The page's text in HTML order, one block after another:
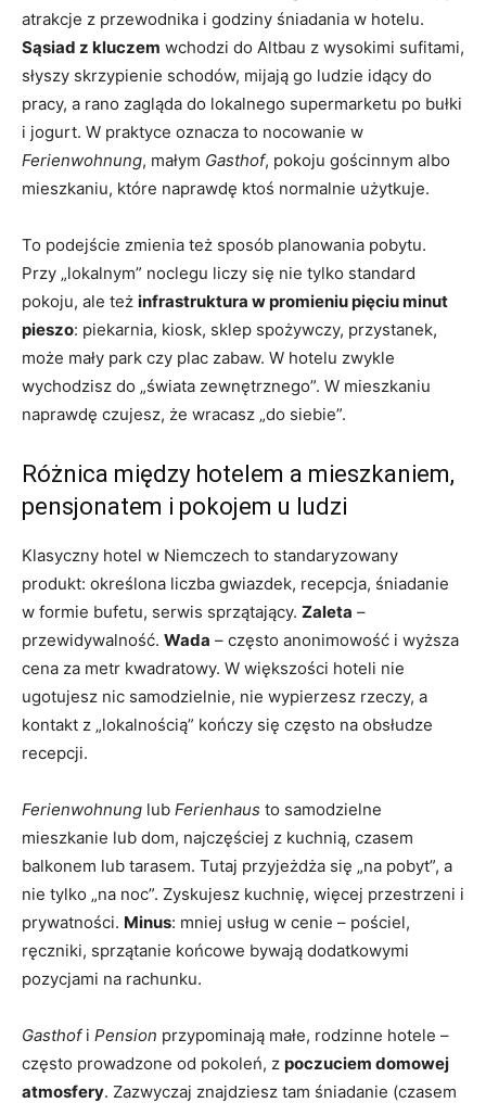
atrakcje z przewodnika i godziny śniadania w hotelu.
Sąsiad z kluczem wchodzi do Altbau z wysokimi sufitami,
słyszy skrzypienie schodów, mijają go ludzie idący do
pracy, a rano zagląda do lokalnego supermarketu po bułki
i jogurt. W praktyce oznacza to nocowanie w
Ferienwohnung, małym Gasthof, pokoju gościnnym albo
mieszkaniu, które naprawdę ktoś normalnie użytkuje.
To podejście zmienia też sposób planowania pobytu.
Przy „lokalnym” noclegu liczy się nie tylko standard
pokoju, ale też infrastruktura w promieniu pięciu minut
pieszo: piekarnia, kiosk, sklep spożywczy, przystanek,
może mały park czy plac zabaw. W hotelu zwykle
wychodzisz do „świata zewnętrznego”. W mieszkaniu
naprawdę czujesz, że wracasz „do siebie”.
Różnica między hotelem a mieszkaniem,
pensjonatem i pokojem u ludzi
Klasyczny hotel w Niemczech to standaryzowany
produkt: określona liczba gwiazdek, recepcja, śniadanie
w formie bufetu, serwis sprzątający. Zaleta –
przewidywalność. Wada – często anonimowość i wyższa
cena za metr kwadratowy. W większości hoteli nie
ugotujesz nic samodzielnie, nie wypierzesz rzeczy, a
kontakt z „lokalnością” kończy się często na obsłudze
recepcji.
Ferienwohnung lub Ferienhaus to samodzielne
mieszkanie lub dom, najczęściej z kuchnią, czasem
balkonem lub tarasem. Tutaj przyjeżdża się „na pobyt”, a
nie tylko „na noc”. Zyskujesz kuchnię, więcej przestrzeni i
prywatności. Minus: mniej usług w cenie – pościel,
ręczniki, sprzątanie końcowe bywają dodatkowymi
pozycjami na rachunku.
Gasthofi Pension przypominają małe, rodzinne hotele –
często prowadzone od pokoleń, z poczuciem domowej
atmosfery. Zazwyczaj znajdziesz tam śniadanie (czasem